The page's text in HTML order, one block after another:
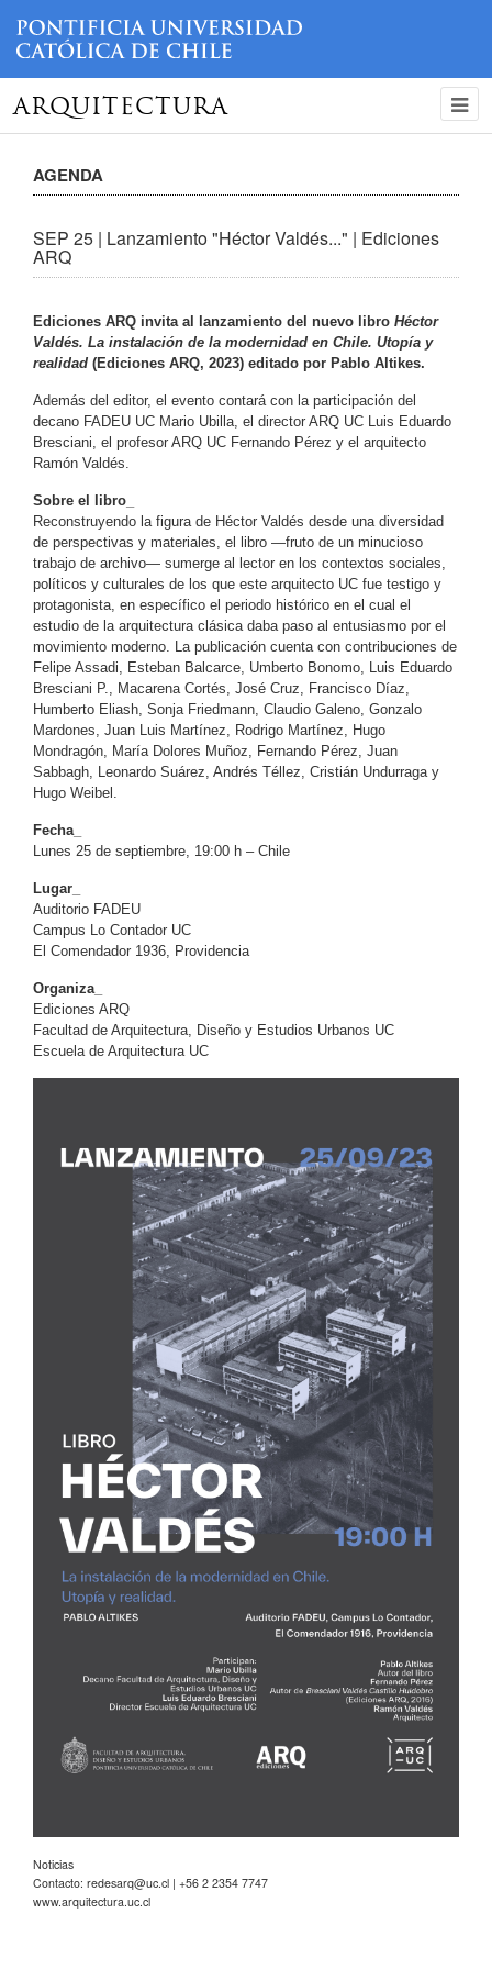
ARQUITECTURA
AGENDA
SEP 25 | Lanzamiento "Héctor Valdés..." | Ediciones
ARQ
Ediciones ARQ invita al lanzamiento del nuevo libro Héctor
Valdés. La instalación de la modernidad en Chile. Utopía y
realidad (Ediciones ARQ, 2023) editado por Pablo Altikes.
Además del editor, el evento contará con la participación del
decano FADEU UC Mario Ubilla, el director ARQ UC Luis Eduardo
Bresciani, el profesor ARQ UC Fernando Pérez y el arquitecto
Ramón Valdés.
Sobre el libro_
Reconstruyendo la figura de Héctor Valdés desde una diversidad
de perspectivas y materiales, el libro —fruto de un minucioso
trabajo de archivo— sumerge al lector en los contextos sociales,
políticos y culturales de los que este arquitecto UC fue testigo y
protagonista, en específico el periodo histórico en el cual el
estudio de la arquitectura clásica daba paso al entusiasmo por el
movimiento moderno. La publicación cuenta con contribuciones de
Felipe Assadi, Esteban Balcarce, Umberto Bonomo, Luis Eduardo
Bresciani P., Macarena Cortés, José Cruz, Francisco Díaz,
Humberto Eliash, Sonja Friedmann, Claudio Galeno, Gonzalo
Mardones, Juan Luis Martínez, Rodrigo Martínez, Hugo
Mondragón, María Dolores Muñoz, Fernando Pérez, Juan
Sabbagh, Leonardo Suárez, Andrés Téllez, Cristián Undurraga y
Hugo Weibel.
Fecha_
Lunes 25 de septiembre, 19:00 h – Chile
Lugar_
Auditorio FADEU
Campus Lo Contador UC
El Comendador 1936, Providencia
Organiza_
Ediciones ARQ
Facultad de Arquitectura, Diseño y Estudios Urbanos UC
Escuela de Arquitectura UC
Noticias
Contacto: redesarq@uc.cl | +56 2 2354 7747
www.arquitectura.uc.cl